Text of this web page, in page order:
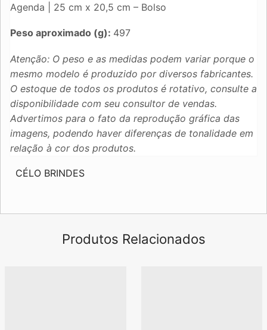
Agenda | 25 cm x 20,5 cm – Bolso
Peso aproximado (g): 497
Atenção: O peso e as medidas podem variar porque o
mesmo modelo é produzido por diversos fabricantes.
O estoque de todos os produtos é rotativo, consulte a
disponibilidade com seu consultor de vendas.
Advertimos para o fato da reprodução gráfica das
imagens, podendo haver diferenças de tonalidade em
relação à cor dos produtos.
CÉLO BRINDES
Produtos Relacionados